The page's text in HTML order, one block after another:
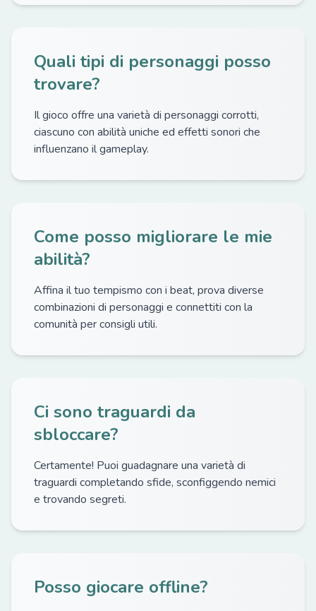
Quali tipi di personaggi posso
trovare?
Il gioco offre una varietà di personaggi corrotti,
ciascuno con abilità uniche ed effetti sonori che
influenzano il gameplay.
Come posso migliorare le mie
abilità?
Affina il tuo tempismo con i beat, prova diverse
combinazioni di personaggi e connettiti con la
comunità per consigli utili.
Ci sono traguardi da
sbloccare?
Certamente! Puoi guadagnare una varietà di
traguardi completando sfide, sconfiggendo nemici
e trovando segreti.
Posso giocare offline?